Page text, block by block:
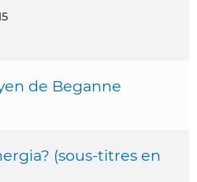
de Beganne
(sous-titres en